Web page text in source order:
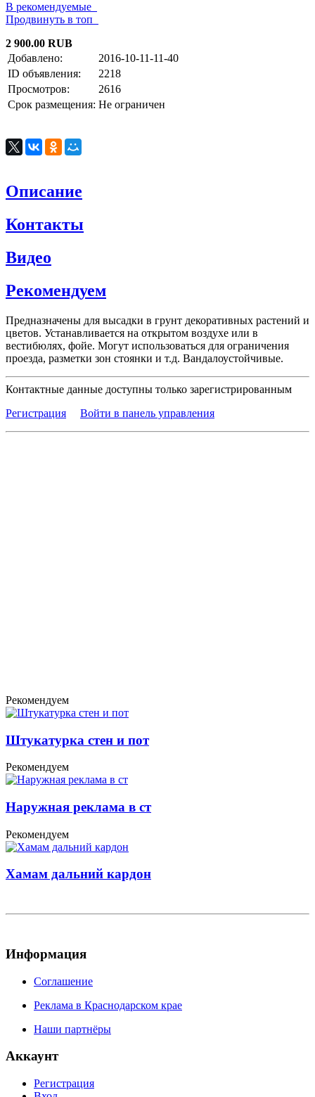
В рекомендуемые
Продвинуть в топ
2 900.00 RUB
Добавлено:
2016-10-11-11-40
ID объявления:
2218
Просмотров:
2616
Срок размещения: Не ограничен
Описание
Контакты
Видео
Рекомендуем
Предназначены для высадки в грунт декоративных растений и
цветов. Устанавливается на открытом воздухе или в
вестибюлях, фойе. Могут использоваться для ограничения
проезда, разметки зон стоянки и т.д. Вандалоустойчивые.
Контактные данные доступны только зарегистрированным
Регистрация
Войти в панель управления
Рекомендуем
Штукатурка стен и пот
Рекомендуем
Наружная реклама в ст
Рекомендуем
Хамам дальний кардон
Информация
Соглашение
Реклама в Краснодарском крае
Наши партнёры
Аккаунт
Регистрация